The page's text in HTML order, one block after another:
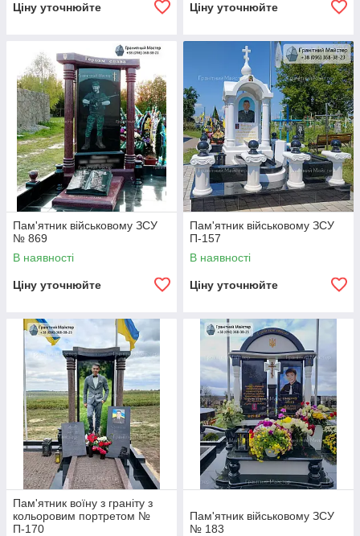
Ціну уточнюйте Ціну уточнюйте
Пам'ятник військовому ЗСУ
№ 869
В наявності
Ціну уточнюйте
Пам'ятник військовому ЗСУ
П-157
В наявності
Ціну уточнюйте
Пам'ятник воїну з граніту з
кольоровим портретом №
П-170
Пам'ятник військовому ЗСУ
№ 183